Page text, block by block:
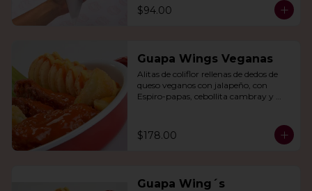
$94.00
Guapa Wings Veganas
Alitas de coliflor rellenas de dedos de
queso veganos con jalapeño, con
Espiro-papas, cebollita cambray y
$178.00
Guapa Wing´s